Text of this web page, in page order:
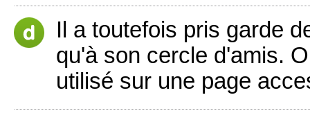
Il a toutefois pris garde
qu'à son cercle d'amis.
utilisé sur une page